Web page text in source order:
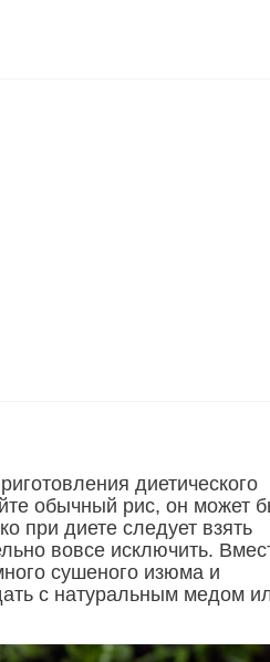
диетического
обычный рис, он может
при диете следует взять
вовсе исключить.
сушеного изюма и
с натуральным медом